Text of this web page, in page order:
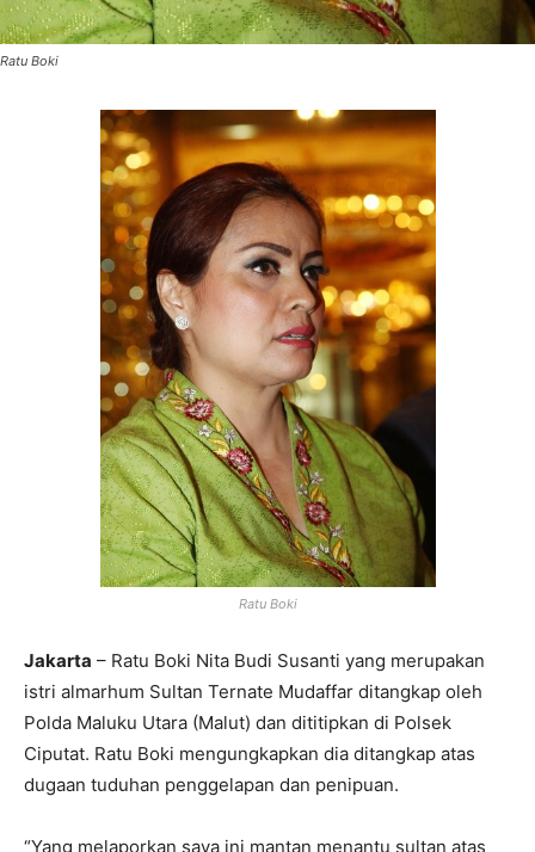
Ratu Boki
Ratu Boki
Jakarta – Ratu Boki Nita Budi Susanti yang merupakan
istri almarhum Sultan Ternate Mudaffar ditangkap oleh
Polda Maluku Utara (Malut) dan dititipkan di Polsek
Ciputat. Ratu Boki mengungkapkan dia ditangkap atas
dugaan tuduhan penggelapan dan penipuan.
“Yang melaporkan saya ini mantan menantu sultan atas